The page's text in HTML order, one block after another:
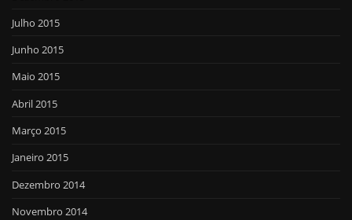
Julho 2015
Junho 2015
Maio 2015
Abril 2015
Março 2015
Janeiro 2015
Dezembro 2014
Novembro 2014